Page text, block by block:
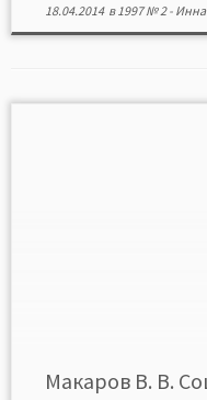
18.04.2014в1997 № 2-
Макаров В. В.